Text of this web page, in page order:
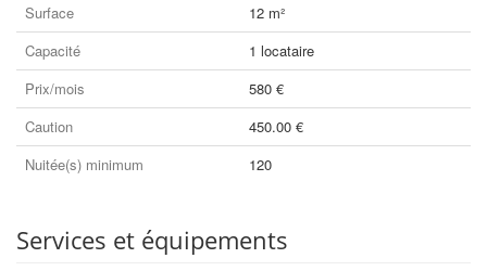
Surface
12 m²
Capacité
1 locataire
Prix/mois
580 €
Caution
450.00 €
Nuitée(s) minimum
120
Services et équipements